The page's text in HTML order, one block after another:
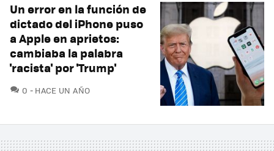
Un error en la función de
dictado del iPhone puso
a Apple en aprietos:
cambiaba la palabra
'racista' por 'Trump'
0 COMENTARIOS
HACE UN AÑO